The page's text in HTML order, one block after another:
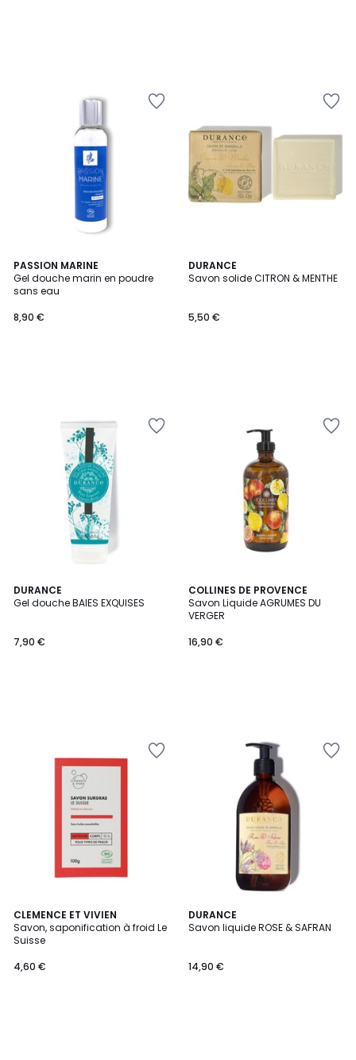
PASSION MARINE
Gel douche marin en poudre
sans eau
8,90 €
DURANCE
Savon solide CITRON & MENTHE
5,50 €
DURANCE
Gel douche BAIES EXQUISES
7,90 €
COLLINES DE PROVENCE
Savon Liquide AGRUMES DU
VERGER
16,90 €
CLEMENCE ET VIVIEN
Savon, saponification à froid Le
Suisse
4,60 €
DURANCE
Savon liquide ROSE & SAFRAN
14,90 €